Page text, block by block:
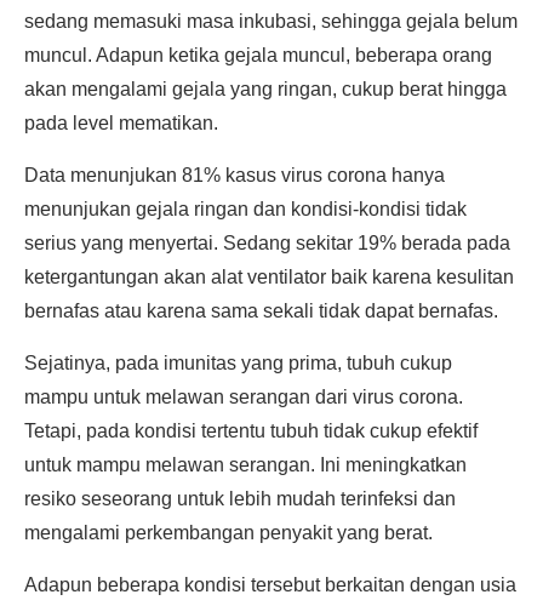
sedang memasuki masa inkubasi, sehingga gejala belum
muncul. Adapun ketika gejala muncul, beberapa orang
akan mengalami gejala yang ringan, cukup berat hingga
pada level mematikan.
Data menunjukan 81% kasus virus corona hanya
menunjukan gejala ringan dan kondisi-kondisi tidak
serius yang menyertai. Sedang sekitar 19% berada pada
ketergantungan akan alat ventilator baik karena kesulitan
bernafas atau karena sama sekali tidak dapat bernafas.
Sejatinya, pada imunitas yang prima, tubuh cukup
mampu untuk melawan serangan dari virus corona.
Tetapi, pada kondisi tertentu tubuh tidak cukup efektif
untuk mampu melawan serangan. Ini meningkatkan
resiko seseorang untuk lebih mudah terinfeksi dan
mengalami perkembangan penyakit yang berat.
Adapun beberapa kondisi tersebut berkaitan dengan usia